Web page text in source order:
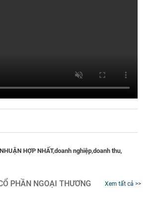
HỢP NHẤT,doanh nghiệp,doanh thu,
PHẦN NGOẠI THƯƠNG
Xem tất cả >>